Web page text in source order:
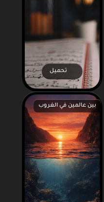
تحميل
بين عالمين في الغروب